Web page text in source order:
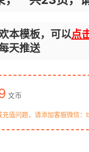
本模板，可以点
天推送
文币
充值问题，请添加客服微信